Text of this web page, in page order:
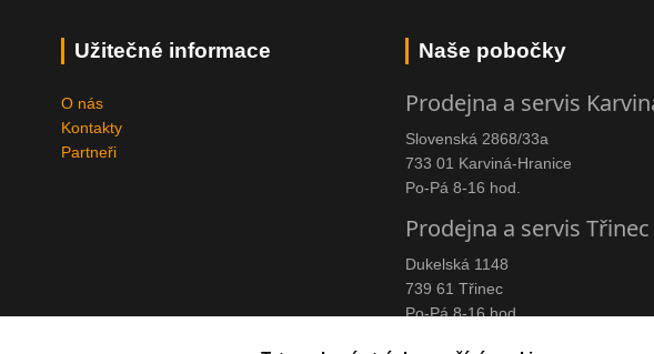
Užitečné informace
O nás
Kontakty
Partneři
Naše pobočky
Prodejna a servis
Slovenská 2868/33a
733 01 Karviná-Hranice
Po-Pá 8-16 hod.
Prodejna a servis Třinec
Dukelská 1148
739 61 Třinec
Po-Pá 8-16 hod.